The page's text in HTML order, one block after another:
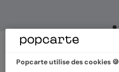
Stickers vœux
Popcarte utilise des cookies 🍪